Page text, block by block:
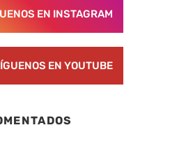
EN INSTAGRAM
EN YOUTUBE